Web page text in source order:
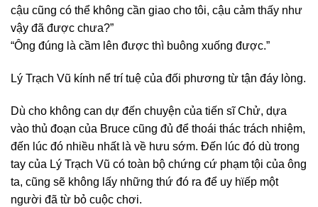
cậu cũng có thể không cần giao cho tôi, cậu cảm thấy như
vậy đã được chưa?”
“Ông đúng là cầm lên được thì buông xuống được.”
Lý Trạch Vũ kính nể trí tuệ của đối phương từ tận đáy lòng.
Dù cho không can dự đến chuyện của tiến sĩ Chử, dựa
vào thủ đoạn của Bruce cũng đủ để thoái thác trách nhiệm,
đến lúc đó nhiều nhất là về hưu sớm. Đến lúc đó dù trong
tay của Lý Trạch Vũ có toàn bộ chứng cứ phạm tội của ông
ta, cũng sẽ không lấy những thứ đó ra để uy hϊếp một
người đã từ bỏ cuộc chơi.